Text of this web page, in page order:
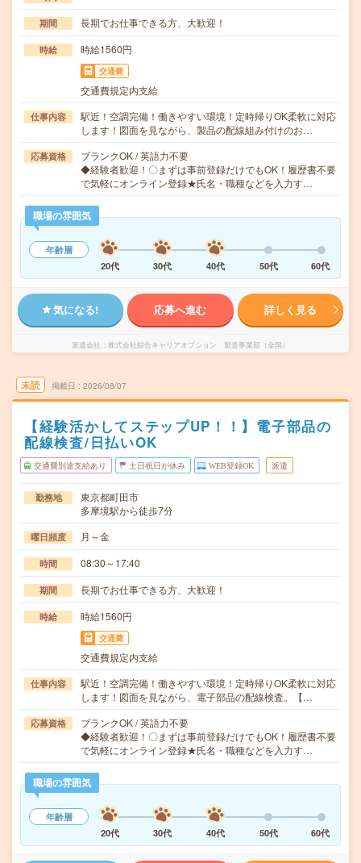
期間 長期でお仕事できる方、大歓迎！
時給 時給1560円
交通費
交通費規定内支給
仕事内容
駅近！空調完備！働きやすい環境！定時帰りOK柔軟に対応
します！図面を見ながら、製品の配線組み付けのお…
応募資格
ブランクOK / 英語力不要
◆経験者歓迎！〇まずは事前登録だけでもOK！履歴書不要
で気軽にオンライン登録★氏名・職種などを入力す…
職場の雰囲気
年齢層
20代
30代 40代 50代 60代
気になる! 応募へ進む 詳しく見る
派遣会社 株式会社綜合キャリアオプション 製造事業部（全国）
未読 掲載日 2026/08/07
【経験活かしてステップUP！！】電子部品の
配線検査/日払いOK
交通費別途支給あり 土日祝日が休み WEB登録OK 派遣
勤務地
東京都町田市
多摩境駅から徒歩7分
曜日頻度 月～金
時間 08:30～17:40
期間 長期でお仕事できる方、大歓迎！
時給 時給1560円
交通費
交通費規定内支給
仕事内容
駅近！空調完備！働きやすい環境！定時帰りOK柔軟に対応
します！図面を見ながら、電子部品の配線検査。【…
応募資格
ブランクOK / 英語力不要
◆経験者歓迎！〇まずは事前登録だけでもOK！履歴書不要
で気軽にオンライン登録★氏名・職種などを入力す…
職場の雰囲気
年齢層
20代
30代 40代 50代 60代